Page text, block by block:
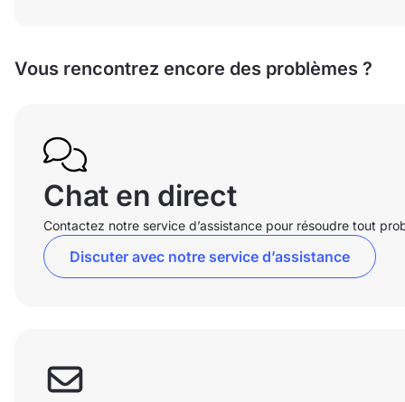
Vous rencontrez encore des problèmes ?
Chat en direct
Contactez notre service d’assistance pour résoudre tout
Discuter avec notre service d’assistance